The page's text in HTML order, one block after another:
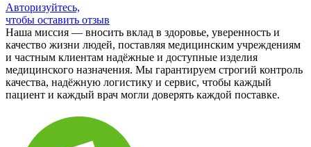
Авторизуйтесь,
чтобы оставить отзыв
Наша миссия — вносить вклад в здоровье, уверенность и
качество жизни людей, поставляя медицинским учреждениям
и частным клиентам надёжные и доступные изделия
медицинского назначения. Мы гарантируем строгий контроль
качества, надёжную логистику и сервис, чтобы каждый
пациент и каждый врач могли доверять каждой поставке.